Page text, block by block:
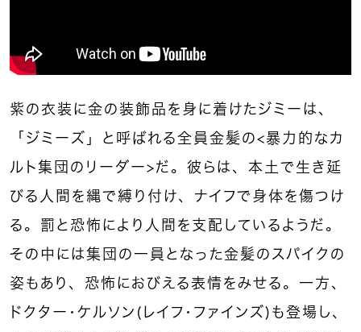
紫の衣装に金の装飾品を身に着けたジミーは、
「ジミーズ」と呼ばれる全員金髪の＜暴力的なカ
ルト集団のリーダー＞だ。彼らは、本土で生き延
びる人間を縄で縛り付け、ナイフで身体を傷つけ
る。罰と恐怖により人間を支配しているようだ。
その中には集団の一員となった金髪のスパイクの
姿もあり、恐怖におびえる表情をみせる。一方、
ドクター・ケルソン（レイフ・ファインズ）も登場し、